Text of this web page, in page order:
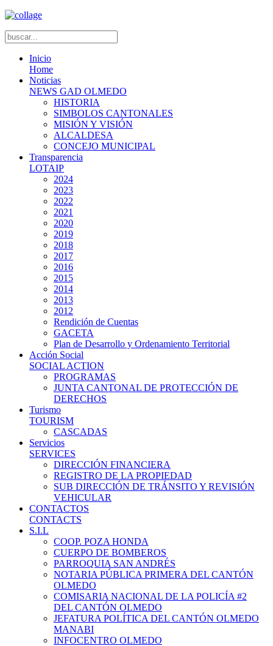
Inicio
Home
Noticias
NEWS GAD OLMEDO
HISTORIA
SIMBOLOS CANTONALES
MISIÓN Y VISIÓN
ALCALDESA
CONCEJO MUNICIPAL
Transparencia
LOTAIP
2024
2023
2022
2021
2020
2019
2018
2017
2016
2015
2014
2013
2012
Rendición de Cuentas
GACETA
Plan de Desarrollo y Ordenamiento Territorial
Acción Social
SOCIAL ACTION
PROGRAMAS
JUNTA CANTONAL DE PROTECCIÓN DE
DERECHOS
Turismo
TOURISM
CASCADAS
Servicios
SERVICES
DIRECCIÓN FINANCIERA
REGISTRO DE LA PROPIEDAD
SUB DIRECCIÓN DE TRÁNSITO Y REVISIÓN
VEHICULAR
CONTACTOS
CONTACTS
S.I.L
COOP. POZA HONDA
CUERPO DE BOMBEROS
PARROQUIA SAN ANDRÉS
NOTARIA PÚBLICA PRIMERA DEL CANTÓN
OLMEDO
COMISARIA NACIONAL DE LA POLICÍA #2
DEL CANTÓN OLMEDO
JEFATURA POLÍTICA DEL CANTÓN OLMEDO
MANABI
INFOCENTRO OLMEDO